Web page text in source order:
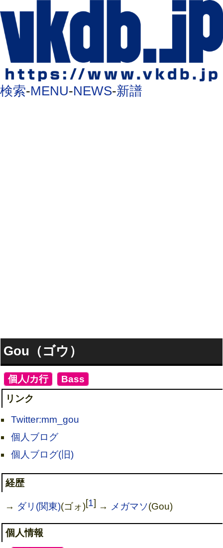
検索-MENU-NEWS-新譜
Gou（ゴウ）
個人/カ行] Bass
リンク
Twitter:mm_gou
個人ブログ
個人ブログ(旧)
経歴
→ ダリ(関東)(ゴォ)[1] → メガマソ(Gou)
個人情報